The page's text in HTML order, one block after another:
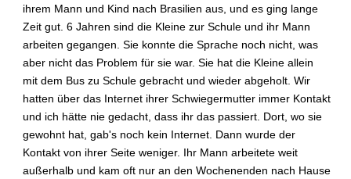
ihrem Mann und Kind nach Brasilien aus, und es ging lange
Zeit gut. 6 Jahren sind die Kleine zur Schule und ihr Mann
arbeiten gegangen. Sie konnte die Sprache noch nicht, was
aber nicht das Problem für sie war. Sie hat die Kleine allein
mit dem Bus zu Schule gebracht und wieder abgeholt. Wir
hatten über das Internet ihrer Schwiegermutter immer Kontakt
und ich hätte nie gedacht, dass ihr das passiert. Dort, wo sie
gewohnt hat, gab's noch kein Internet. Dann wurde der
Kontakt von ihrer Seite weniger. Ihr Mann arbeitete weit
außerhalb und kam oft nur an den Wochenenden nach Hause
S
c
z
o
p
h
r
e
n